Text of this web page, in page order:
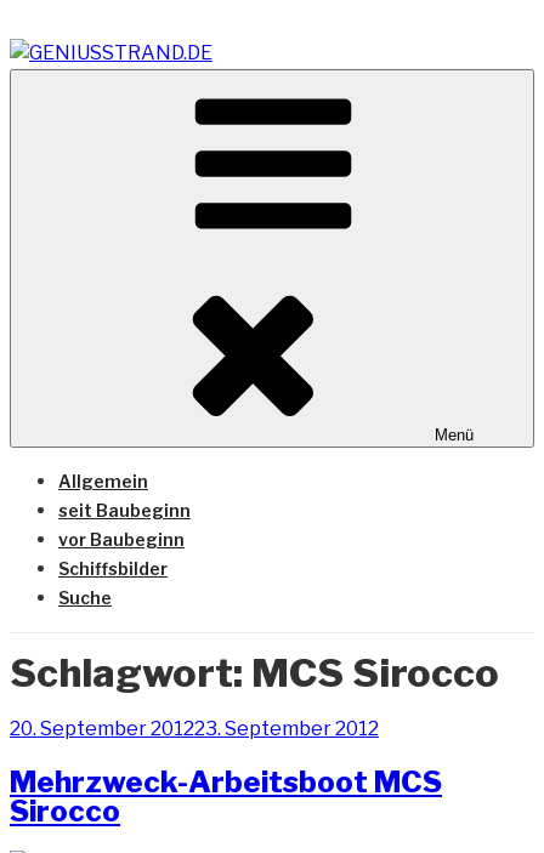
Inhalt
springen
GENIUSSTRAND.DE
Vom Geniusstrand zum JadeWeserPort/Container
Terminal Wilhelmshaven
Menü
Allgemein
seit Baubeginn
vor Baubeginn
Schiffsbilder
Suche
Schlagwort: MCS Sirocco
Veröffentlicht
20. September 201223. September 2012
Mehrzweck-Arbeitsboot MCS
Sirocco